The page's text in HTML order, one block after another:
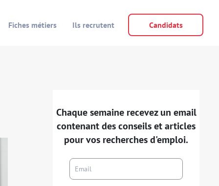
Fiches métiers Ils recrutent Candidats
Chaque semaine recevez un email
contenant des conseils et articles
pour vos recherches d'emploi.